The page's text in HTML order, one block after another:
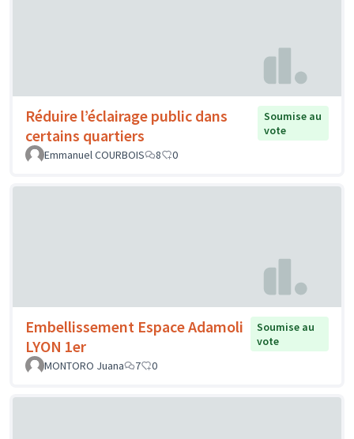
Réduire l’éclairage public dans
certains quartiers
Soumise au
vote
Emmanuel COURBOIS
8 0
Embellissement Espace Adamoli
LYON 1er
Soumise au
vote
MONTORO Juana
7 0